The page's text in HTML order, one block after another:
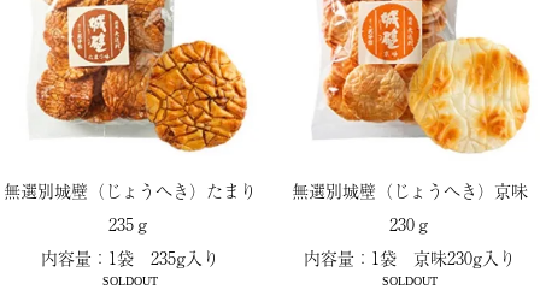
無選別城壁（じょうへき）たまり
235ｇ
内容量：1袋 235g入り
SOLDOUT
無選別城壁（じょうへき）京味
230ｇ
内容量：1袋 京味230g入り
SOLDOUT